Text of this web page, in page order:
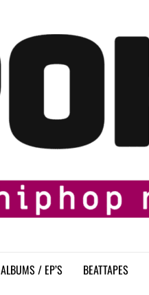
ALBUMS / EP’S BEATTAPES